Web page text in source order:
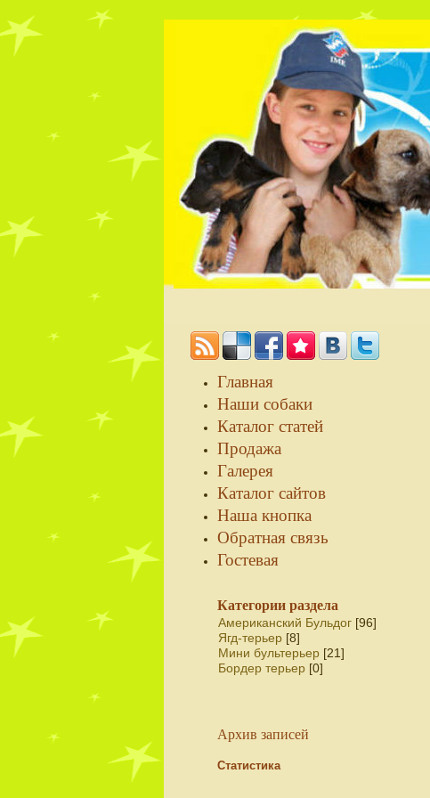
Главная
Наши собаки
Каталог статей
Продажа
Галерея
Каталог сайтов
Наша кнопка
Обратная связь
Гостевая
Категории раздела
Американский Бульдог [96]
Ягд-терьер [8]
Мини бультерьер [21]
Бордер терьер [0]
Архив записей
Статистика